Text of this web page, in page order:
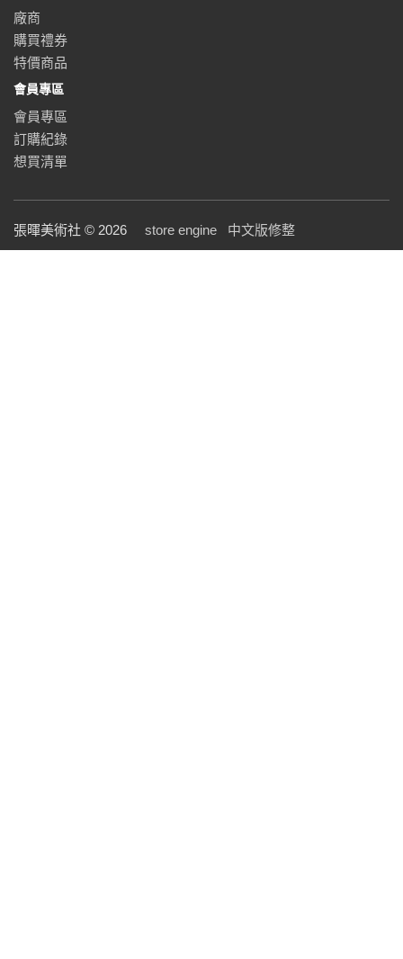
廠商
購買禮券
特價商品
會員專區
會員專區
訂購紀錄
想買清單
張暉美術社 © 2026 store engine 中文版修整